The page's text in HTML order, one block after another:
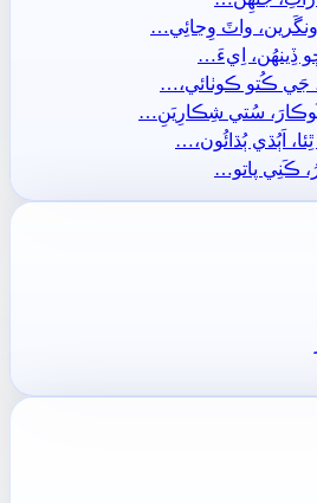
واٽَ وِڃائِي…
ڏِينھُن، اِيءَ…
جَي ڪُتو ڪوٺائي،…
سُتي شِڪارِيَنِ…
اَٻُڌي ٻُڌائُون،…
ڪَنِي پاتو…